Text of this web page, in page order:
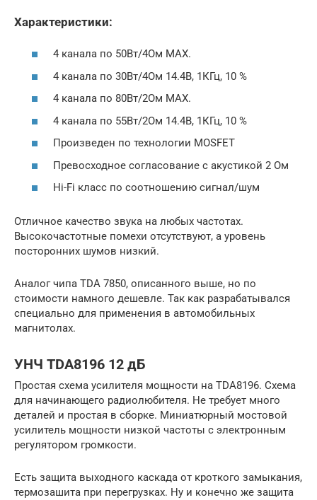
Характеристики:
4 канала по 50Вт/4Oм МАХ.
4 канала по 30Вт/4Oм 14.4В, 1КГц, 10 %
4 канала по 80Вт/2Oм МАХ.
4 канала по 55Вт/2Oм 14.4В, 1КГц, 10 %
Произведен по технологии MOSFET
Превосходное согласование с акустикой 2 Ом
Hi-Fi класс по соотношению сигнал/шум
Отличное качество звука на любых частотах.
Высокочастотные помехи отсутствуют, а уровень
посторонних шумов низкий.
Аналог чипа TDA 7850, описанного выше, но по
стоимости намного дешевле. Так как разрабатывался
специально для применения в автомобильных
магнитолах.
УНЧ TDA8196 12 дБ
Простая схема усилителя мощности на TDA8196. Схема
для начинающего радиолюбителя. Не требует много
деталей и простая в сборке. Миниатюрный мостовой
усилитель мощности низкой частоты с электронным
регулятором громкости.
Есть защита выходного каскада от кроткого замыкания,
термозашита при перегрузках. Ну и конечно же защита